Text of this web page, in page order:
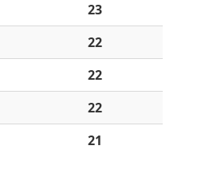
23
22
22
22
21